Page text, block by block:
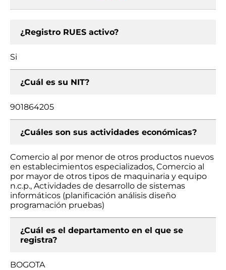
¿Registro RUES activo?
Si
¿Cuál es su NIT?
901864205
¿Cuáles son sus actividades económicas?
Comercio al por menor de otros productos nuevos
en establecimientos especializados, Comercio al
por mayor de otros tipos de maquinaria y equipo
n.c.p., Actividades de desarrollo de sistemas
informáticos (planificación análisis diseño
programación pruebas)
¿Cuál es el departamento en el que se
registra?
BOGOTA